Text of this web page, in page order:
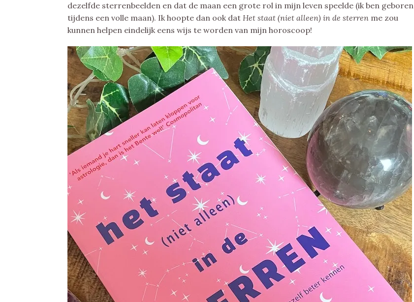
dezelfde sterrenbeelden en dat de maan een grote rol in mijn leven speelde (ik ben geboren
tijdens een volle maan). Ik hoopte dan ook dat Het staat (niet alleen) in de sterren me zou
kunnen helpen eindelijk eens wijs te worden van mijn horoscoop!